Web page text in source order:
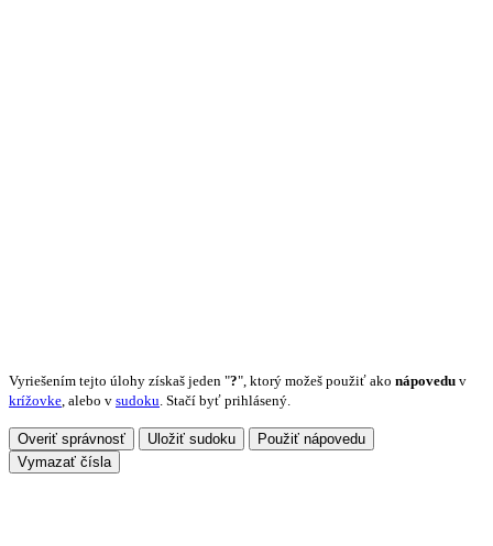
Vyriešením tejto úlohy získaš jeden "?", ktorý možeš použiť ako nápovedu v
krížovke, alebo v sudoku. Stačí byť prihlásený.